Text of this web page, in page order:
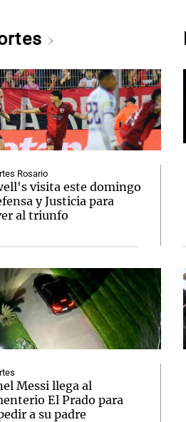
Rosario
visita este domingo
y Justicia para
al triunfo
Messi llega al
El Prado para
a su padre